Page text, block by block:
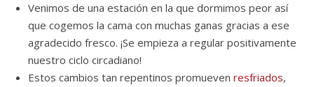
Venimos de una estación en la que dormimos peor así
que cogemos la cama con muchas ganas gracias a ese
agradecido fresco. ¡Se empieza a regular positivamente
nuestro ciclo circadiano!
Estos cambios tan repentinos promueven resfriados,